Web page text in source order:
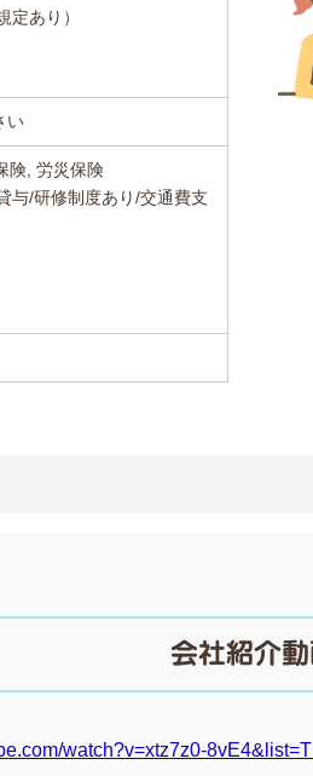
あり）
い
険, 労災保険
与/研修制度あり/交通費支
会社紹介
watch?v=xtz7z0-